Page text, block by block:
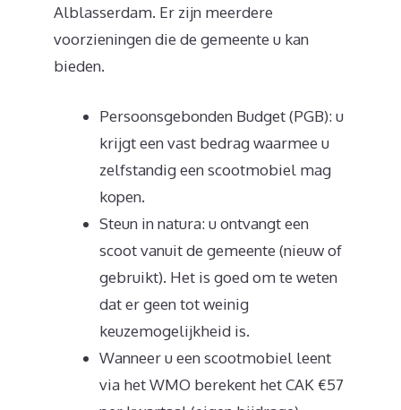
Alblasserdam. Er zijn meerdere
voorzieningen die de gemeente u kan
bieden.
Persoonsgebonden Budget (PGB): u
krijgt een vast bedrag waarmee u
zelfstandig een scootmobiel mag
kopen.
Steun in natura: u ontvangt een
scoot vanuit de gemeente (nieuw of
gebruikt). Het is goed om te weten
dat er geen tot weinig
keuzemogelijkheid is.
Wanneer u een scootmobiel leent
via het WMO berekent het CAK €57